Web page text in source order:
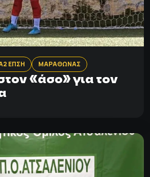
ΕΠΣΗ ΜΑΡΑΘΩΝΑΣ
«άσο» για τον